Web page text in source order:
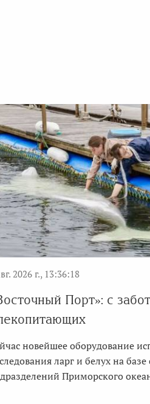
2026 г., 13:36:18
Порт»: с
новейшее оборудование
ларг и белух на
Приморского